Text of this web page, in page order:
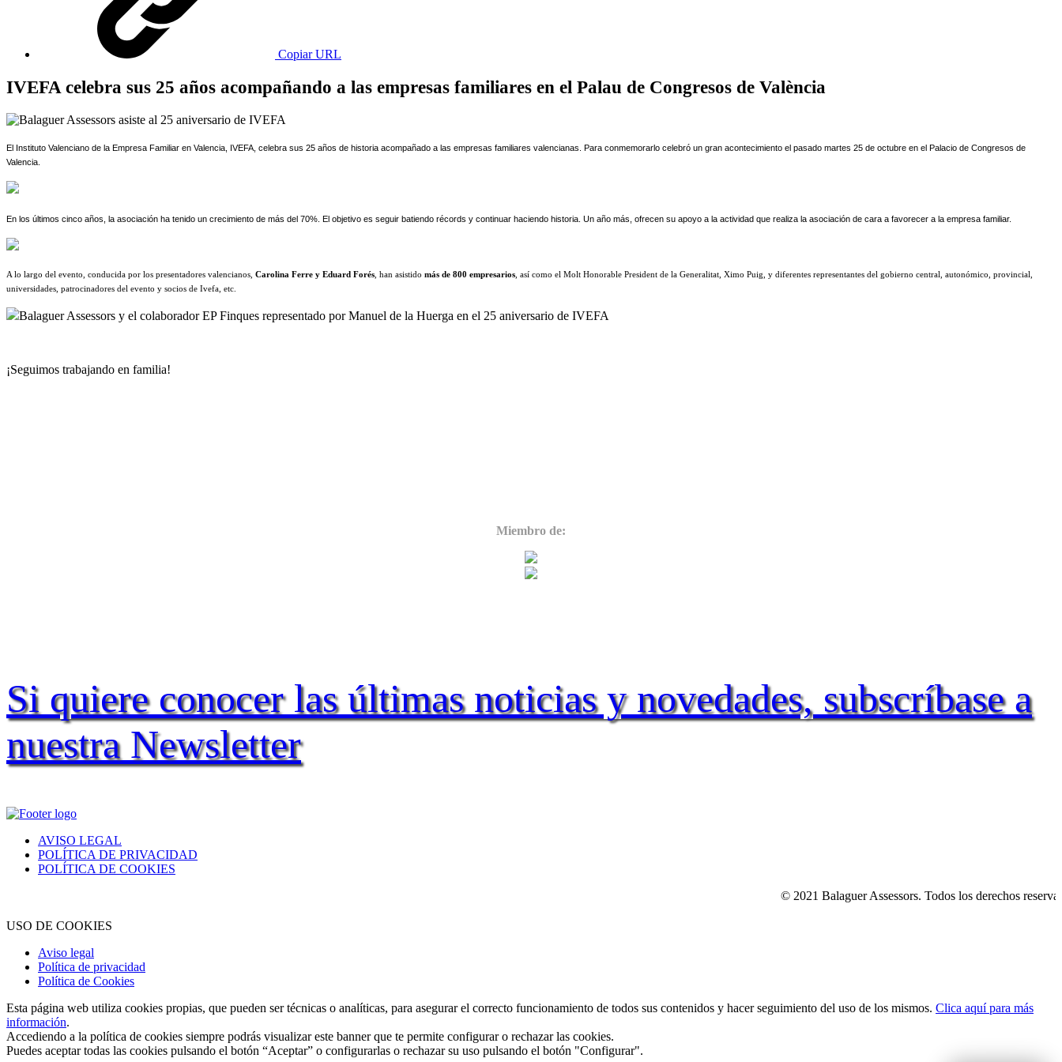
Copiar URL
IVEFA celebra sus 25 años acompañando a las empresas familiares en el Palau de Congresos de València
El Instituto Valenciano de la Empresa Familiar en Valencia, IVEFA, celebra sus 25 años de historia acompañado a las empresas familiares valencianas. Para conmemorarlo celebró un gran acontecimiento el pasado martes 25 de octubre en el Palacio de Congresos de
Valencia.
En los últimos cinco años, la asociación ha tenido un crecimiento de más del 70%. El objetivo es seguir batiendo récords y continuar haciendo historia. Un año más, ofrecen su apoyo a la actividad que realiza la asociación de cara a favorecer a la empresa familiar.
A lo largo del evento, conducida por los presentadores valencianos, Carolina Ferre y Eduard Forés , han asistido más de 800 empresarios , así como el Molt Honorable President de la Generalitat, Ximo Puig, y diferentes representantes del gobierno central, autonómico, provincial,
universidades, patrocinadores del evento y socios de Ivefa, etc.
Balaguer Assessors y el colaborador EP Finques representado por Manuel de la Huerga en el 25 aniversario de IVEFA
¡Seguimos trabajando en familia!
Miembro de:
Si quiere conocer las últimas noticias y novedades, subscríbase a
nuestra Newsletter
AVISO LEGAL
POLÍTICA DE PRIVACIDAD
POLÍTICA DE COOKIES
© 2021 Balaguer Assessors. Todos los derechos reservados.
USO DE COOKIES
Aviso legal
Política de privacidad
Política de Cookies
Esta página web utiliza cookies propias, que pueden ser técnicas o analíticas, para asegurar el correcto funcionamiento de todos sus contenidos y hacer seguimiento del uso de los mismos. Clica aquí para más
información.
Accediendo a la política de cookies siempre podrás visualizar este banner que te permite configurar o rechazar las cookies.
Puedes aceptar todas las cookies pulsando el botón “Aceptar” o configurarlas o rechazar su uso pulsando el botón "Configurar".